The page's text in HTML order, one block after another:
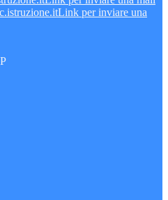
Link per inviare una